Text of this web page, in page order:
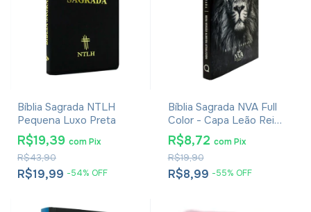
Bíblia Sagrada NTLH
Pequena Luxo Preta
R$19,99 -54% OFF
R$43,90
R$19,39 comPix
Bíblia Sagrada NVA Full
Color - Capa Leão Rei
Dos Reis
R$8,99 -55% OFF
R$19,90
R$8,72 com Pix